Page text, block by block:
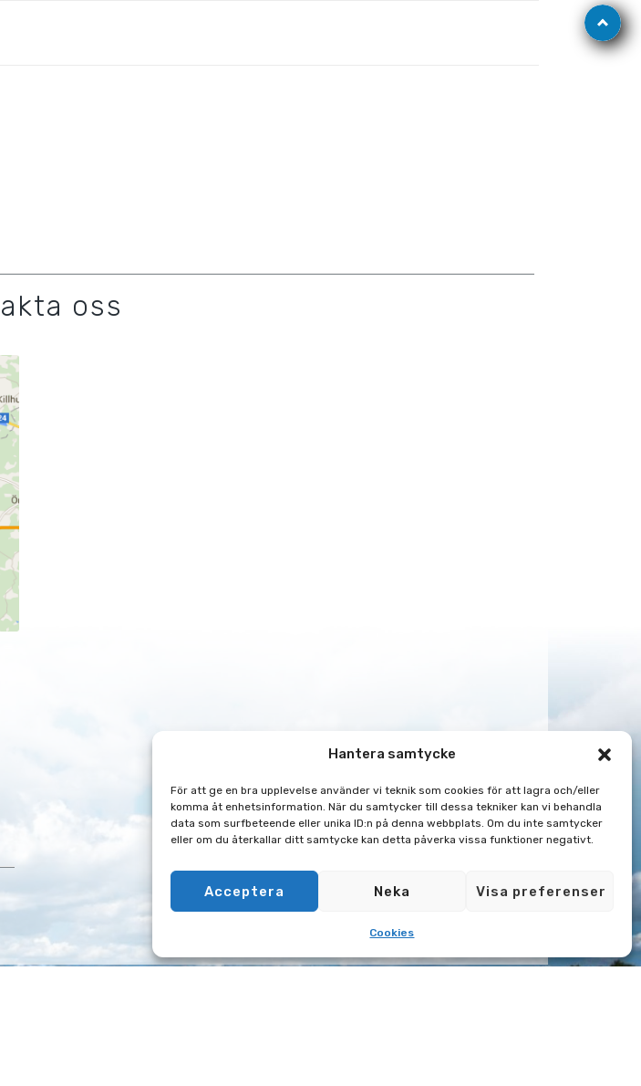
Hantera samtycke
För att ge en bra upplevelse använder vi teknik som cookies för att lagra och/eller
komma åt enhetsinformation. När du samtycker till dessa tekniker kan vi behandla
data som surfbeteende eller unika ID:n på denna webbplats. Om du inte samtycker
eller om du återkallar ditt samtycke kan detta påverka vissa funktioner negativt.
Acceptera Neka Visa preferenser
Cookies
Gå
till
toppen
oss